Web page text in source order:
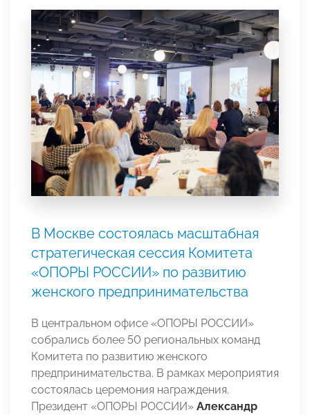
В Москве состоялась масштабная
стратегическая сессия Комитета
«ОПОРЫ РОССИИ» по развитию
женского предпринимательства
В центральном офисе «ОПОРЫ РОССИИ»
собрались более 50 региональных команд
Комитета по развитию женского
предпринимательства. В рамках мероприятия
состоялась церемония награждения.
Президент «ОПОРЫ РОССИИ» Александр